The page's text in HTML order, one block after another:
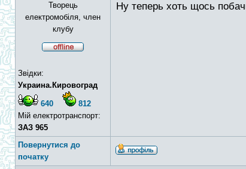
Творець
електромобіля, член
клубу
Звідки:
Украина.Кировоград
640
812
Мій електротранспорт:
ЗАЗ 965
Ну теперь хоть щось
Повернутися до
початку